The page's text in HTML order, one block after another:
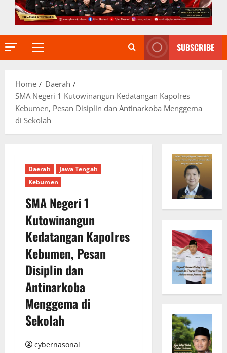
Primary
SUBSCRIBE
Home
Daerah
SMA Negeri 1 Kutowinangun Kedatangan Kapolres
Kebumen, Pesan Disiplin dan Antinarkoba Menggema
di Sekolah
Daerah
Jawa Tengah
Kebumen
SMA Negeri 1
Kutowinangun
Kedatangan Kapolres
Kebumen, Pesan
Disiplin dan
Antinarkoba
Menggema di
Sekolah
cybernasonal